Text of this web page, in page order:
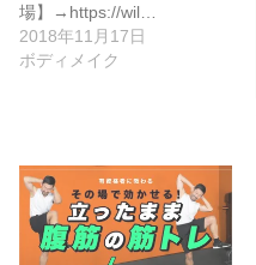
場】→https://wil…
2018年11月17日
ボディメイク